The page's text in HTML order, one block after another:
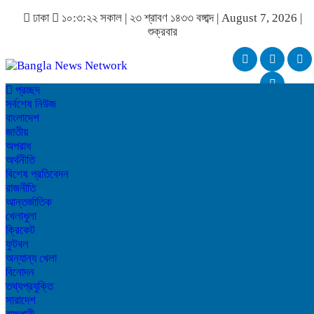
ঢাকা ১০:৩:২২ সকাল | ২৩ শ্রাবণ ১৪৩৩ বঙ্গাব্দ | August 7, 2026 |
শুক্রবার
প্রচ্ছদ
সর্বশেষ নিউজ
বাংলাদেশ
জাতীয়
অপরাধ
অর্থনীতি
বিশেষ প্রতিবেদন
রাজনীতি
আন্তর্জাতিক
খেলাধুলা
ক্রিকেট
ফুটবল
অন্যান্য খেলা
বিনোদন
তথ্যপ্রযুক্তি
সারাদেশ